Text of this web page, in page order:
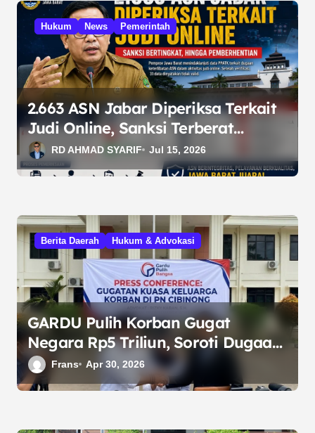
Hukum News Pemerintah
2.663 ASN Jabar Diperiksa Terkait
Judi Online, Sanksi Terberat
Berujung Pemberhentian
RD AHMAD SYARIF Jul 15, 2026
Berita Daerah Hukum & Advokasi
GARDU Pulih Korban Gugat
Negara Rp5 Triliun, Soroti Dugaan
Pengabaian Hak Anak Korban
Frans Apr 30, 2026